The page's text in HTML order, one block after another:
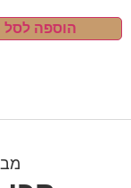
הוספה לסל